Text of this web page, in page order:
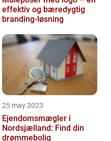
effektiv og bæredygtig
branding-løsning
25 may 2023
Ejendomsmægler i
Nordsjælland: Find din
drømmebolig